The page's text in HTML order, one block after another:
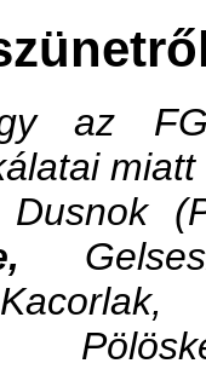
az
miatt